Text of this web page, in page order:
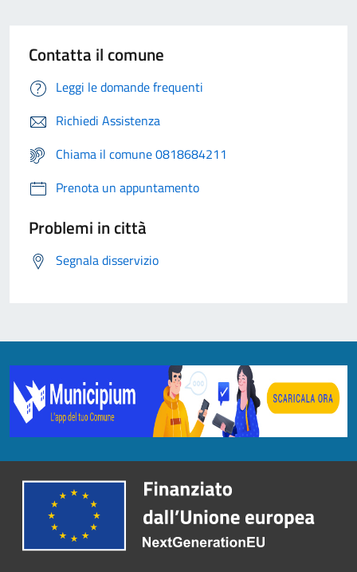
Contatta il comune
Leggi le domande frequenti
Richiedi Assistenza
Chiama il comune 0818684211
Prenota un appuntamento
Problemi in città
Segnala disservizio